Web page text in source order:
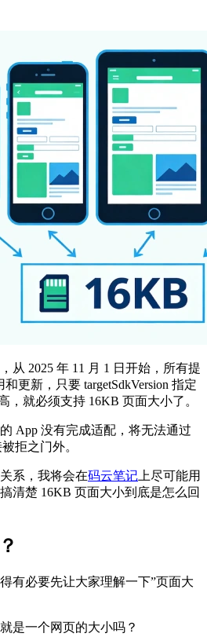
从 2025 年 11 月 1 日开始，所有提
更新，只要 targetSdkVersion 指定
，就必须支持 16KB 页面大小了。
App 没有完成适配，将无法通过
拒之门外。
系，我将会在码云笔记 上尽可能用
清楚 16KB 页面大小到底是怎么回
有必要先让大家理解一下”页面大
是一个网页的大小吗？